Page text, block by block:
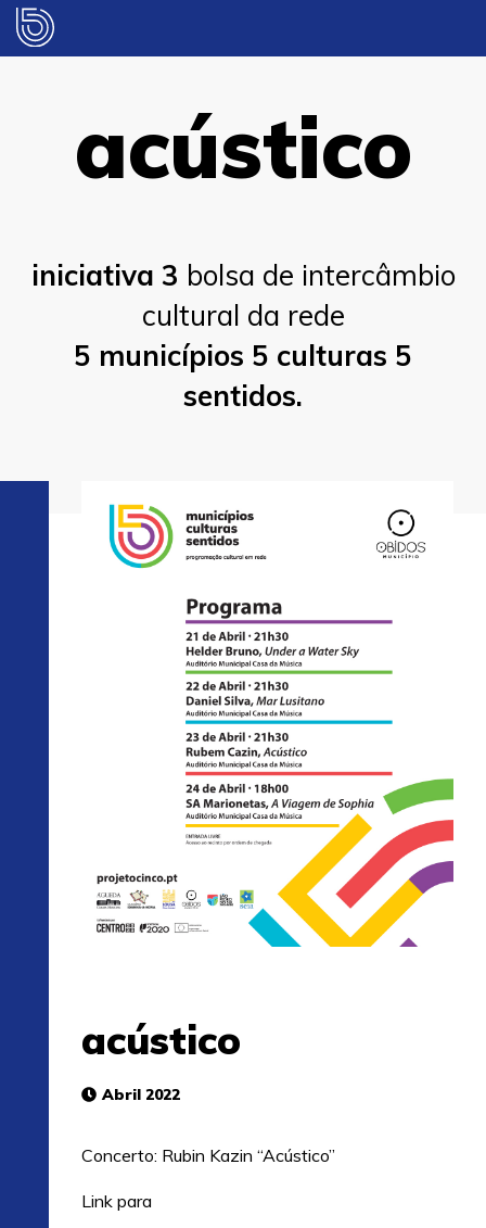
acústico
iniciativa 3 bolsa de intercâmbio
cultural da rede
5 municípios 5 culturas 5
sentidos.
acústico
Abril 2022
Concerto: Rubin Kazin “Acústico”
Link para